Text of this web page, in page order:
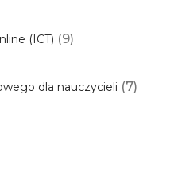
(ICT) (9)
dla nauczycieli (7)